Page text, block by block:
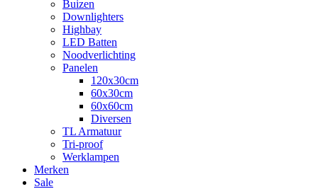
Buizen
Downlighters
Highbay
LED Batten
Noodverlichting
Panelen
120x30cm
60x30cm
60x60cm
Diversen
TL Armatuur
Tri-proof
Werklampen
Merken
Sale